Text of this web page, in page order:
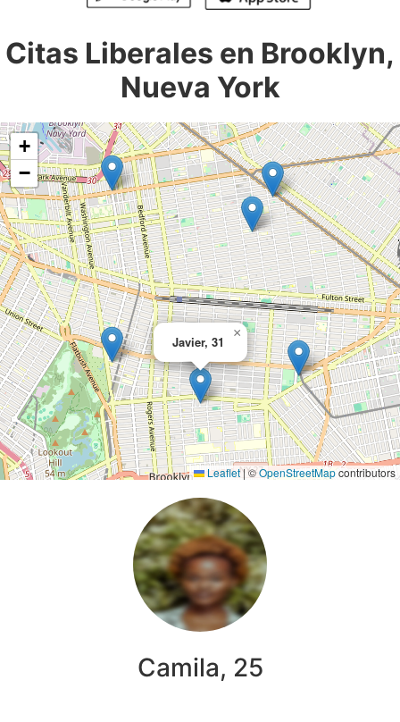
Citas Liberales en Brooklyn,
Nueva York
Javier, 31
×
+
−
Leaflet|©OpenStreetMapcontributors
Camila, 25